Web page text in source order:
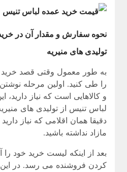
نحوه سفارش و مقدار آن در
تولیدی های منیریه
به طور معمول وقتی قصد خرید
را طی کنید. اولین مرحله
و کالاهایی است که نیاز دارید،
لباس تنیس از تولیدی های
دقیقا همان اقلامی که نیاز دارید
مازاد نداشته باشید.
بعد از اینکه لیست خرید خود را
کردن فروشنده می رسد. در این